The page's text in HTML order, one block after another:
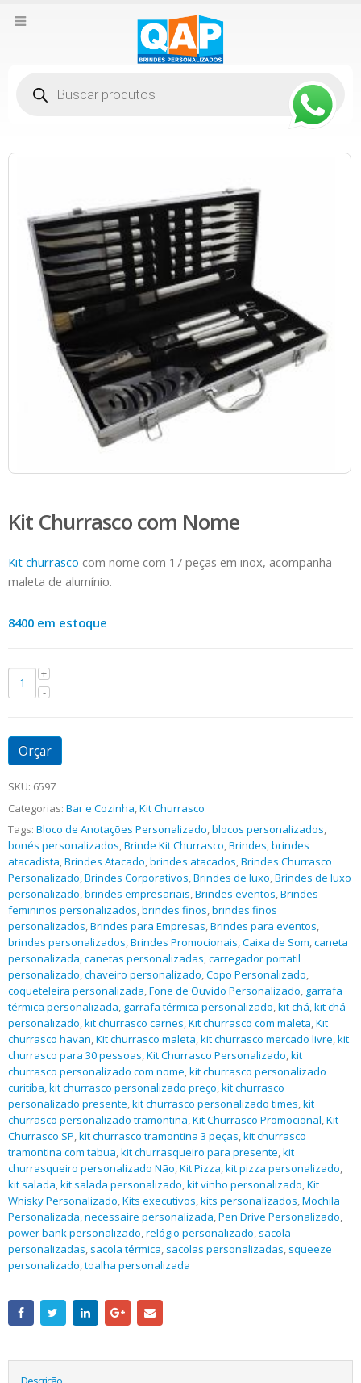
produtos
Kit Churrasco com Nome
Kit churrasco com nome com 17 peças em inox, acompanha
maleta de alumínio.
8400 em estoque
Orçar
SKU: 6597
Categorias: Bar e Cozinha Kit Churrasco
Tags: Bloco de Anotações Personalizado,blocos personalizados,
bonés personalizados,Brinde Kit Churrasco,Brindes,brindes
atacadista,Brindes Atacado,brindes atacados,Brindes Churrasco
Personalizado,Brindes Corporativos,Brindes de luxo,Brindes de luxo
personalizado,brindes empresariais,Brindes eventos,Brindes
femininos personalizados,brindes finos,brindes finos
personalizados,Brindes para Empresas,Brindes para eventos,
brindes personalizados,Brindes Promocionais,Caixa de Som,caneta
personalizada,canetas personalizadas,carregador portatil
personalizado,chaveiro personalizado,Copo Personalizado,
coqueteleira personalizada,Fone de Ouvido Personalizado, garrafa
térmica personalizada, garrafa térmica personalizado,kit chá,kit chá
personalizado,kit churrasco carnes,Kit churrasco com maleta,Kit
churrasco havan,Kit churrasco maleta,kit churrasco mercado livre,kit
churrasco para 30 pessoas,Kit Churrasco Personalizado,kit
churrasco personalizado com nome,kit churrasco personalizado
curitiba,kit churrasco personalizado preço,kit churrasco
personalizado presente,kit churrasco personalizado times,kit
churrasco personalizado tramontina,Kit Churrasco Promocional,Kit
Churrasco SP,kit churrasco tramontina 3 peças,kit churrasco
tramontina com tabua,kit churrasqueiro para presente,kit
churrasqueiro personalizado Não,Kit Pizza,kit pizza personalizado,
kit salada,kit salada personalizado,kit vinho personalizado,Kit
Whisky Personalizado,Kits executivos,kits personalizados,Mochila
Personalizada,necessaire personalizada,Pen Drive Personalizado,
power bank personalizado,relógio personalizado, sacola
personalizadas, sacola térmica, sacolas personalizadas, squeeze
personalizado,toalha personalizada